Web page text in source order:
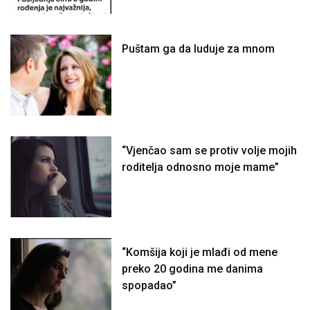
Puštam ga da luduje za mnom
“Vjenčao sam se protiv volje mojih
roditelja odnosno moje mame”
“Komšija koji je mlađi od mene
preko 20 godina me danima
spopadao”